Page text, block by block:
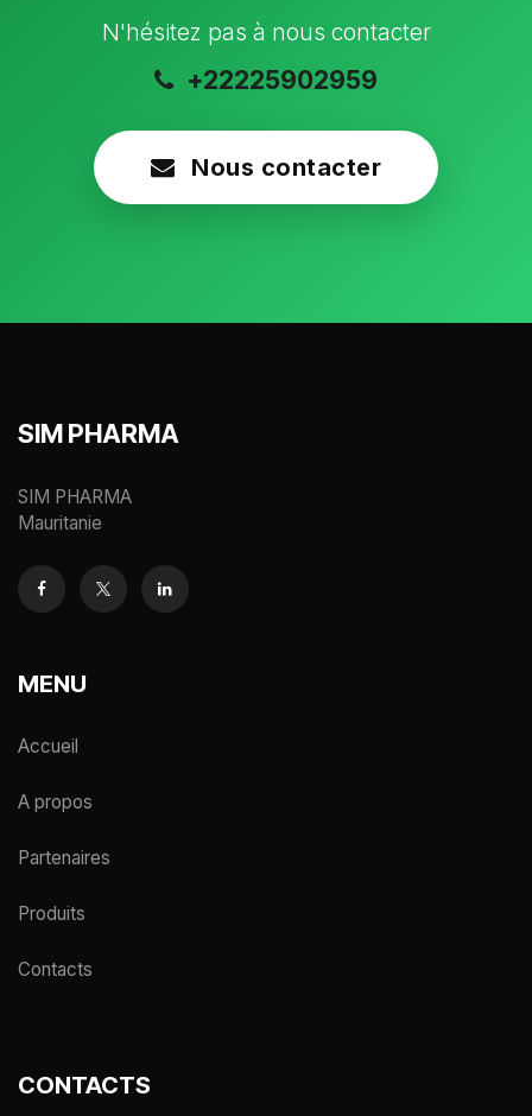
N'hésitez pas à nous contacter
+22225902959
Nous contacter
SIM PHARMA
SIM PHARMA
Mauritanie
MENU
Accueil
A propos
Partenaires
Produits
Contacts
CONTACTS